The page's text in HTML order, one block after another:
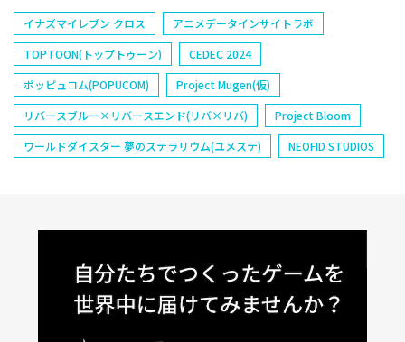
イナズマイレブン クロス
アニメデータインサイトラボ
TOPTOON(トップトゥーン)
CEDEC 2024
ポッピュコム(POPUCOM)
Project Mugen(仮)
リバースブルー×リバースエンド(リバ×リバ)
Project Bloom
ワールドダイスター 夢のステラリウム(ユメステ)
NEOFID STUDIOS